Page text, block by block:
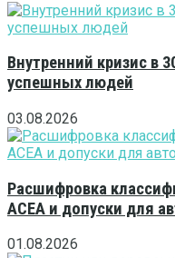
Внутренний кризис в
успешных людей
03.08.2026
Расшифровка
ACEA и допуски для
01.08.2026